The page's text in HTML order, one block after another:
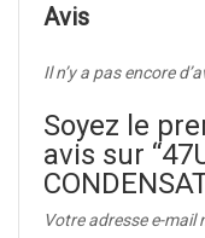
Avis
Il n’y a pas encore
Soyez le
avis sur
Votre adresse e-mail